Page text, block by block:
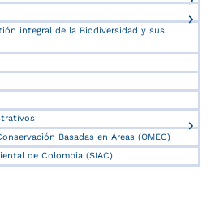
integral de la Biodiversidad y sus
Basadas en Áreas (OMEC)
de Colombia (SIAC)